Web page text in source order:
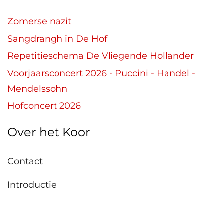
Zomerse nazit
Sangdrangh in De Hof
Repetitieschema De Vliegende Hollander
Voorjaarsconcert 2026 - Puccini - Handel -
Mendelssohn
Hofconcert 2026
Over het Koor
Contact
Introductie